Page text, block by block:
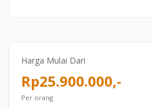
Harga Mulai Dari
Rp25.900.000,-
Per orang